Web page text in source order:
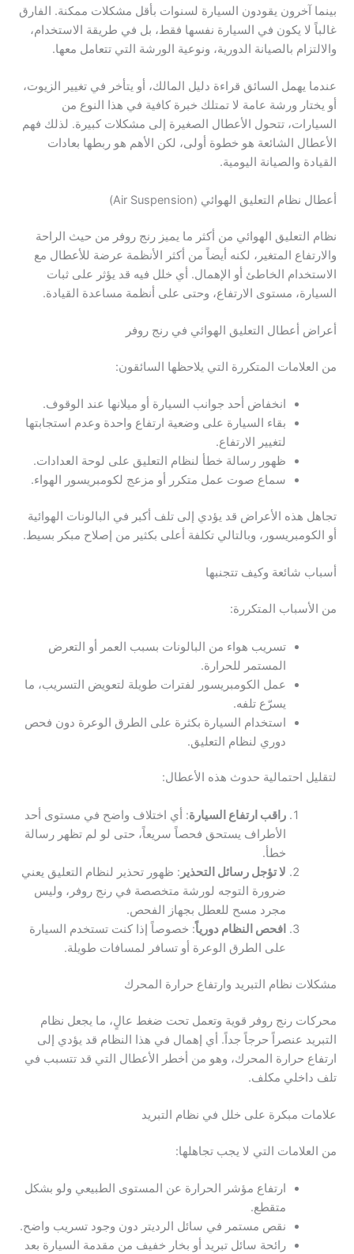
بينما آخرون يقودون السيارة لسنوات بأقل مشكلات ممكنة. الفارق
غالباً لا يكون في السيارة نفسها فقط، بل في طريقة الاستخدام،
والالتزام بالصيانة الدورية، ونوعية الورشة التي تتعامل معها.
عندما يهمل السائق قراءة دليل المالك، أو يتأخر في تغيير الزيوت،
أو يختار ورشة عامة لا تمتلك خبرة كافية في هذا النوع من
السيارات، تتحول الأعطال الصغيرة إلى مشكلات كبيرة. لذلك فهم
الأعطال الشائعة هو خطوة أولى، لكن الأهم هو ربطها بعادات
القيادة والصيانة اليومية.
أعطال نظام التعليق الهوائي (Air Suspension)
نظام التعليق الهوائي من أكثر ما يميز رنج روفر من حيث الراحة
والارتفاع المتغير، لكنه أيضاً من أكثر الأنظمة عرضة للأعطال مع
الاستخدام الخاطئ أو الإهمال. أي خلل فيه قد يؤثر على ثبات
السيارة، مستوى الارتفاع، وحتى على أنظمة مساعدة القيادة.
أعراض أعطال التعليق الهوائي في رنج روفر
من العلامات المتكررة التي يلاحظها السائقون:
انخفاض أحد جوانب السيارة أو ميلانها عند الوقوف.
بقاء السيارة على وضعية ارتفاع واحدة وعدم استجابتها
لتغيير الارتفاع.
ظهور رسالة خطأ لنظام التعليق على لوحة العدادات.
سماع صوت عمل متكرر أو مزعج لكومبريسور الهواء.
تجاهل هذه الأعراض قد يؤدي إلى تلف أكبر في البالونات الهوائية
أو الكومبريسور، وبالتالي تكلفة أعلى بكثير من إصلاح مبكر بسيط.
أسباب شائعة وكيف تتجنبها
من الأسباب المتكررة:
تسريب هواء من البالونات بسبب العمر أو التعرض
المستمر للحرارة.
عمل الكومبريسور لفترات طويلة لتعويض التسريب، ما
يسرّع تلفه.
استخدام السيارة بكثرة على الطرق الوعرة دون فحص
دوري لنظام التعليق.
لتقليل احتمالية حدوث هذه الأعطال:
راقب ارتفاع السيارة: أي اختلاف واضح في مستوى أحد
الأطراف يستحق فحصاً سريعاً، حتى لو لم تظهر رسالة
خطأ.
لا تؤجل رسائل التحذير : ظهور تحذير لنظام التعليق يعني
ضرورة التوجه لورشة متخصصة في رنج روفر، وليس
مجرد مسح للعطل بجهاز الفحص.
افحص النظام دورياً: خصوصاً إذا كنت تستخدم السيارة
على الطرق الوعرة أو تسافر لمسافات طويلة.
مشكلات نظام التبريد وارتفاع حرارة المحرك
محركات رنج روفر قوية وتعمل تحت ضغط عالٍ، ما يجعل نظام
التبريد عنصراً حرجاً جداً. أي إهمال في هذا النظام قد يؤدي إلى
ارتفاع حرارة المحرك، وهو من أخطر الأعطال التي قد تتسبب في
تلف داخلي مكلف.
علامات مبكرة على خلل في نظام التبريد
من العلامات التي لا يجب تجاهلها:
ارتفاع مؤشر الحرارة عن المستوى الطبيعي ولو بشكل
متقطع.
نقص مستمر في سائل الرديتر دون وجود تسريب واضح.
رائحة سائل تبريد أو بخار خفيف من مقدمة السيارة بعد